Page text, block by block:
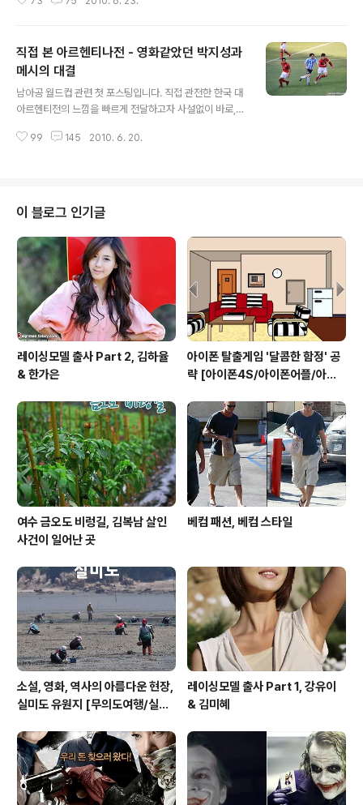
대표 선수들의 자랑스러운 모습을 현장에서 지켜보면서 가
아니었습니다. 각국의 대표 선수단을 응원하는 서포터들의
열정 또한 만만치 않았는데요. 그래서 준비했습니다. 경기
만큼이나 뜨거웠던 사커시티 경기장 주변 서포터즈들의 응
원 열전, 치열하면서도 평화로웠던 경기장밖의 모습을 사
진과 함께 생생하게 전달해드리겠습니다. 월드컵 관전을
위해 사커시티 경기장으로 향하는 길에서부터 뜨거운 열기
직접 본 아르헨티나전 - 영화같았던 박지성과
메시의 대결
남아공 월드컵 관련 첫 포스팅입니다. 직접 관전한 한국 대
아르헨티전의 느낌을 빠르게 전달하고자 사설없이 바로,
귀국하여 시간적인 여유가 좀 있긴 했는데 여독때문인지
적이었습니다. 마치 거대한 스케일의 스펙터클영화를 한
편 본 것 같다랄까요. 한국 대 아르헨티나전 경기의 티켓. 1
층 중앙 앞쪽의 아주 좋은 좌석입니다. 경기가 있던 17일
아침, 코카-콜라 붉은 원정대는 빡빡한 일정에 많이 피곤했
음에도 불구하고 아침 일찍부터 일어나 응원연습도 하고,
기념촬영도 하며 아르헨티나전에 대한 ..
99 145 2010. 6. 20.
이 블로그 인기글
레이싱모델 출사 Part 2, 김하율
& 한가은
아이폰 탈출게임 '달콤한 함정' 공
략 [아이폰4S/아이폰어플/아이
여수 금오도 비렁길, 김복남 살인
사건이 일어난 곳
베컴 패션, 베컴 스타일
소설, 영화, 역사의 아름다운 현장,
실미도 유원지 [무의도여행/실미
레이싱모델 출사 Part 1, 강유이
& 김미혜